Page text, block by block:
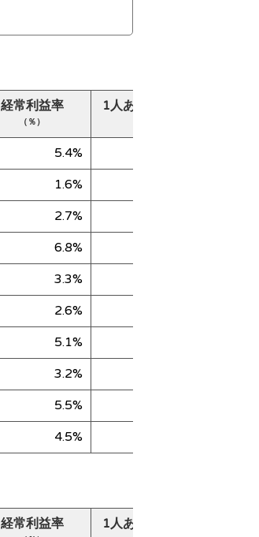
経常利益率
（％）
1人あたり売上高
5.4%
1.6%
2.7%
6.8%
3.3%
2.6%
5.1%
3.2%
5.5%
4.5%
経常利益率 1人あたり売上高